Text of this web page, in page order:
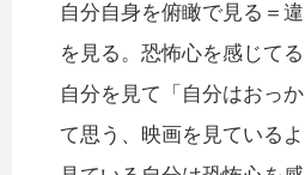
自分自身を俯瞰で見る＝
を見る。恐怖心を感じて
自分を見て「自分はおっ
て思う、映画を見ている